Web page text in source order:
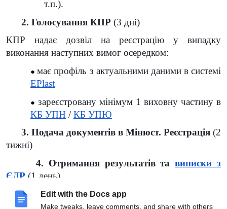
Edit with the Docs app
Make tweaks, leave comments, and share with others
т.п.).
2. Голосування КПР (3 дні)
КПР надає дозвіл на реєстрацію у випадку
виконання наступних вимог осередком:
має профіль з актуальними даними в системі
EPlast
зареєстровану мінімум 1 виховну частину в
КБ УПН /КБ УПЮ
3. Подача документів в Мінюст. Реєстрація (2
тижні)
4. Отримання результатів тавиписки з
ЄДР (1 день)
5. Вчасно звітувати в Податкову